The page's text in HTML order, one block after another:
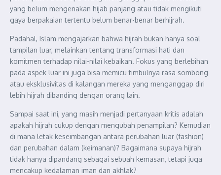
yang belum mengenakan hijab panjang atau tidak mengikuti
gaya berpakaian tertentu belum benar-benar berhijrah.
Padahal, Islam mengajarkan bahwa hijrah bukan hanya soal
tampilan luar, melainkan tentang transformasi hati dan
komitmen terhadap nilai-nilai kebaikan. Fokus yang berlebihan
pada aspek luar ini juga bisa memicu timbulnya rasa sombong
atau eksklusivitas di kalangan mereka yang menganggap diri
lebih hijrah dibanding dengan orang lain.
Sampai saat ini, yang masih menjadi pertanyaan kritis adalah
apakah hijrah cukup dengan mengubah penampilan? Kemudian
di mana letak keseimbangan antara perubahan luar (fashion)
dan perubahan dalam (keimanan)? Bagaimana supaya hijrah
tidak hanya dipandang sebagai sebuah kemasan, tetapi juga
mencakup kedalaman iman dan akhlak?